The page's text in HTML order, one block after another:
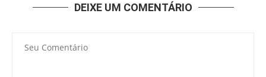
DEIXE UM COMENTÁRIO